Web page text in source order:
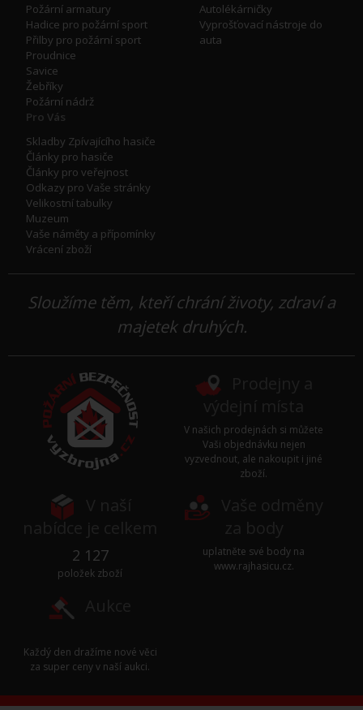
Požární armatury
Hadice pro požární sport
Přilby pro požární sport
Proudnice
Savice
Žebříky
Požární nádrž
Autolékárničky
Vyprošťovací nástroje do
auta
Pro Vás
Skladby Zpívajícího hasiče
Články pro hasiče
Články pro veřejnost
Odkazy pro Vaše stránky
Velikostní tabulky
Muzeum
Vaše náměty a přípomínky
Vrácení zboží
Sloužíme těm, kteří chrání životy, zdraví a
majetek druhých.
V našich prodejnách si můžete
Vaši objednávku nejen
vyzvednout, ale nakoupit i jiné
zboží.
2 127
položek zboží
uplatněte své body na
www.rajhasicu.cz.
Každý den dražíme nové věci
za super ceny v naší aukci.